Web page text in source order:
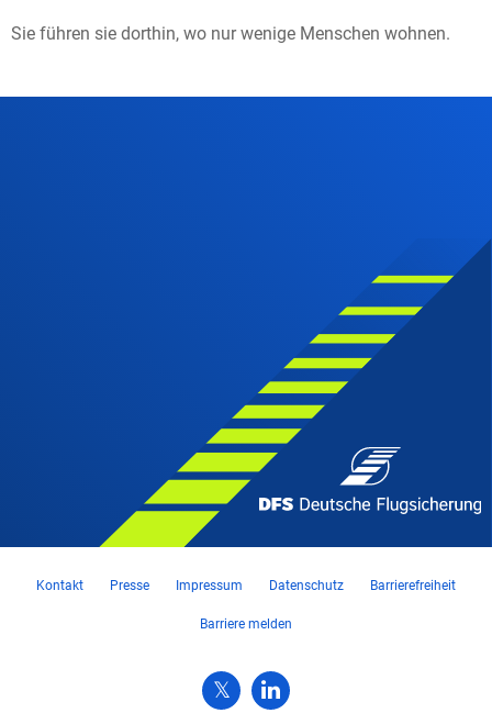
Sie führen sie dorthin, wo nur wenige Menschen wohnen.
Kontakt Presse Impressum Datenschutz Barrierefreiheit
Barriere melden